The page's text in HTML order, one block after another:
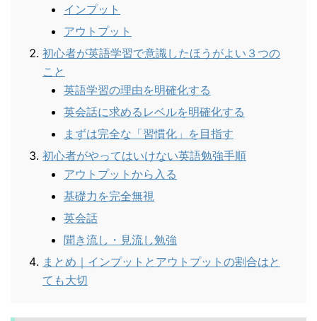
インプット
アウトプット
初心者が英語学習で意識したほうがよい３つの
こと
英語学習の理由を明確化する
英会話に求めるレベルを明確化する
まずは完全な「習慣化」を目指す
初心者がやってはいけない英語勉強手順
アウトプットから入る
基礎力を完全無視
英会話
聞き流し・見流し勉強
まとめ｜インプットとアウトプットの割合はと
ても大切